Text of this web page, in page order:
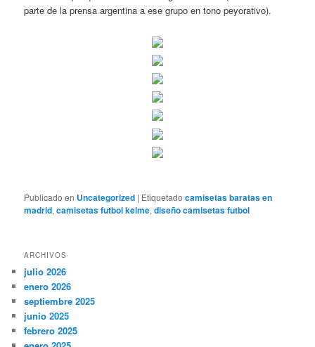
parte de la prensa argentina a ese grupo en tono peyorativo).
Publicado en Uncategorized | Etiquetado camisetas baratas en
madrid,camisetas futbol kelme,diseño camisetas futbol
ARCHIVOS
julio 2026
enero 2026
septiembre 2025
junio 2025
febrero 2025